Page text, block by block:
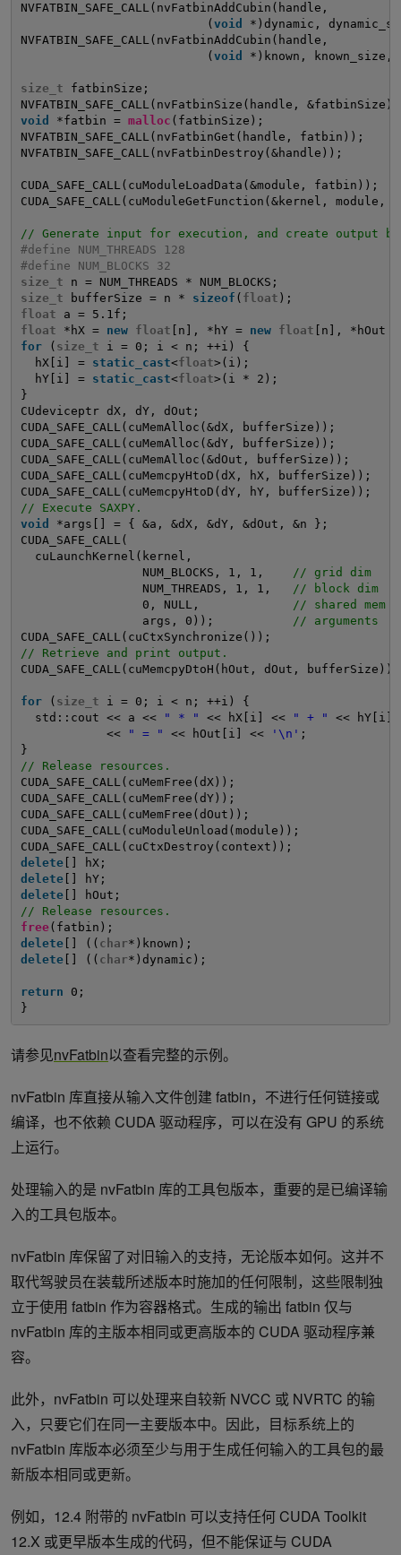
NVFATBIN_SAFE_CALL(nvFatbinAddCubin(handle,
(void
*)dynamic,
NVFATBIN_SAFE_CALL(nvFatbinAddCubin(handle,
(void *)known, known_size,
size_t
fatbinSize;
NVFATBIN_SAFE_CALL(nvFatbinSize(handle,
void
*fatbin = malloc (fatbinSize);
NVFATBIN_SAFE_CALL(nvFatbinGet(handle, fatbin));
NVFATBIN_SAFE_CALL(nvFatbinDestroy(&handle));
CUDA_SAFE_CALL(cuModuleLoadData(&module, fatbin));
CUDA_SAFE_CALL(cuModuleGetFunction(&kernel, module,
// Generate input for execution, and create output
#define NUM_THREADS 128
#define NUM_BLOCKS 32
size_t
n = NUM_THREADS * NUM_BLOCKS;
size_t
bufferSize = n * sizeof ( float );
float
a = 5.1f;
float
*hX = new float [n], *hY = new float [n], *hOut
for
( size_t
i = 0; i < n; ++i) {
hX[i] = static_cast<float>(i);
hY[i] = static_cast<float>(i * 2);
}
CUdeviceptr dX, dY, dOut;
CUDA_SAFE_CALL(cuMemAlloc(&dX, bufferSize));
CUDA_SAFE_CALL(cuMemAlloc(&dY, bufferSize));
CUDA_SAFE_CALL(cuMemAlloc(&dOut, bufferSize));
CUDA_SAFE_CALL(cuMemcpyHtoD(dX, hX, bufferSize));
CUDA_SAFE_CALL(cuMemcpyHtoD(dY, hY, bufferSize));
// Execute SAXPY.
void
*args[] = { &a, &dX, &dY, &dOut, &n };
CUDA_SAFE_CALL(
cuLaunchKernel(kernel,
NUM_BLOCKS, 1, 1,
// grid dim
NUM_THREADS, 1, 1,
// block dim
0, NULL,
// shared mem
args, 0));
// arguments
CUDA_SAFE_CALL(cuCtxSynchronize());
// Retrieve and print output.
CUDA_SAFE_CALL(cuMemcpyDtoH(hOut, dOut, bufferSize));
for ( size_t
i = 0; i < n; ++i) {
std::cout << a <<
" * " << hX[i] << " + "
<< hY[i]
<<
" = " << hOut[i] << '\n' ;
}
// Release resources.
CUDA_SAFE_CALL(cuMemFree(dX));
CUDA_SAFE_CALL(cuMemFree(dY));
CUDA_SAFE_CALL(cuMemFree(dOut));
CUDA_SAFE_CALL(cuModuleUnload(module));
CUDA_SAFE_CALL(cuCtxDestroy(context));
delete[] hX;
delete[] hY;
delete[] hOut;
// Release resources.
free(fatbin);
delete[] (( char*)known);
delete[] (( char*)dynamic);
return
0;
}
请参见nvFatbin以查看完整的示例。
nvFatbin 库直接从输入文件创建 fatbin，不进行任何链接或
编译，也不依赖 CUDA 驱动程序，可以在没有 GPU 的系统
上运行。
处理输入的是 nvFatbin 库的工具包版本，重要的是已编译输
入的工具包版本。
nvFatbin 库保留了对旧输入的支持，无论版本如何。这并不
取代驾驶员在装载所述版本时施加的任何限制，这些限制独
立于使用 fatbin 作为容器格式。生成的输出 fatbin 仅与
nvFatbin 库的主版本相同或更高版本的 CUDA 驱动程序兼
容。
此外，nvFatbin 可以处理来自较新 NVCC 或 NVRTC 的输
入，只要它们在同一主要版本中。因此，目标系统上的
nvFatbin 库版本必须至少与用于生成任何输入的工具包的最
新版本相同或更新。
例如，12.4 附带的 nvFatbin 可以支持任何 CUDA Toolkit
12.X 或更早版本生成的代码，但不能保证与 CUDA